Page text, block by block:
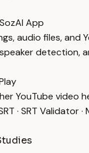
App
audio files, and
detection,
YouTube video
· SRT Validator·